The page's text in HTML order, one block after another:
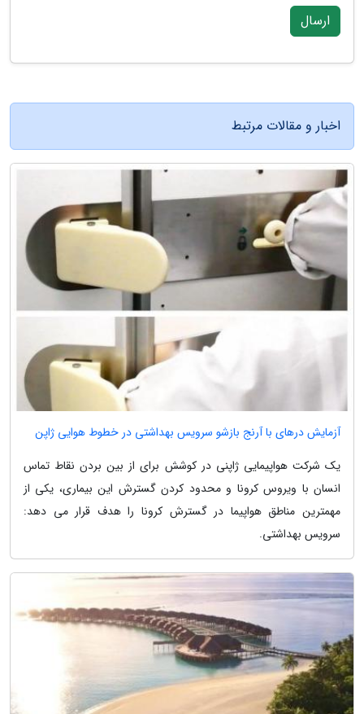
ارسال
اخبار و مقالات مرتبط
آزمایش درهای با آرنج بازشو سرویس بهداشتی در خطوط هوایی ژاپن
یک شرکت هواپیمایی ژاپنی در کوشش برای از بین بردن نقاط تماس
انسان با ویروس کرونا و محدود کردن گسترش این بیماری، یکی از
مهمترین مناطق هواپیما در گسترش کرونا را هدف قرار می دهد:
سرویس بهداشتی.